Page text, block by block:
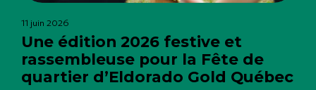
11 juin 2026
Une édition 2026 festive et
rassembleuse pour la Fête de
quartier d’Eldorado Gold Québec